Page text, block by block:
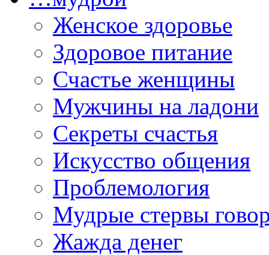
Женское здоровье
Здоровое питание
Счастье женщины
Мужчины на ладони
Секреты счастья
Искусство общения
Проблемология
Мудрые стервы
Жажда денег